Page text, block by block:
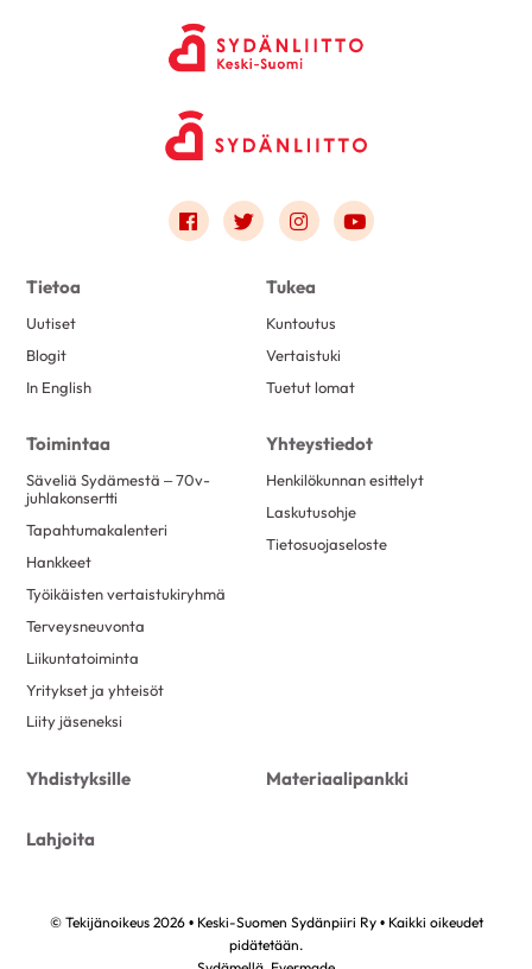
Link to facebook
Link to twitter
Link to instagram
Link to youtube
Tietoa
Uutiset
Blogit
In English
Tukea
Kuntoutus
Vertaistuki
Tuetut lomat
Toimintaa
Säveliä Sydämestä – 70v-
juhlakonsertti
Tapahtumakalenteri
Hankkeet
Työikäisten vertaistukiryhmä
Terveysneuvonta
Liikuntatoiminta
Yritykset ja yhteisöt
Liity jäseneksi
Yhteystiedot
Henkilökunnan esittelyt
Laskutusohje
Tietosuojaseloste
Yhdistyksille Materiaalipankki
Lahjoita
© Tekijänoikeus 2026 • Keski-Suomen Sydänpiiri Ry • Kaikki oikeudet
pidätetään.